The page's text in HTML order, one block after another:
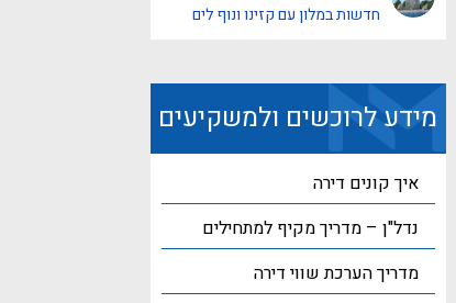
חדשות במלון עם קזינו ונוף לים
מידע לרוכשים ולמשקיעים
איך קונים דירה
נדל"ן – מדריך מקיף למתחילים
מדריך הערכת שווי דירה